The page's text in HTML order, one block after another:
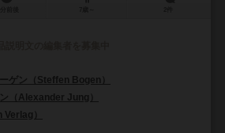
ゲン（Steffen Bogen）
（Alexander Jung）
）